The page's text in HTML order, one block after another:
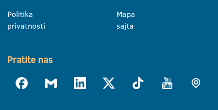
Politika
privatnosti
Mapa
sajta
Pratite nas